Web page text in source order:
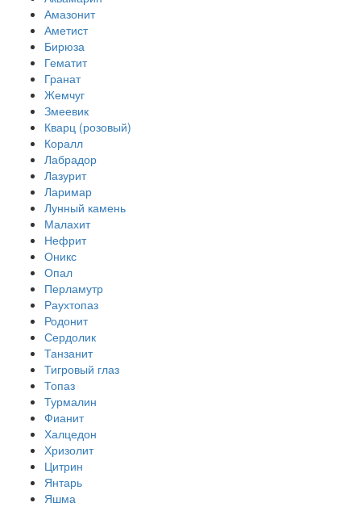
Амазонит
Аметист
Бирюза
Гематит
Гранат
Жемчуг
Змеевик
Кварц (розовый)
Коралл
Лабрадор
Лазурит
Ларимар
Лунный камень
Малахит
Нефрит
Оникс
Опал
Перламутр
Раухтопаз
Родонит
Сердолик
Танзанит
Тигровый глаз
Топаз
Турмалин
Фианит
Халцедон
Хризолит
Цитрин
Янтарь
Яшма